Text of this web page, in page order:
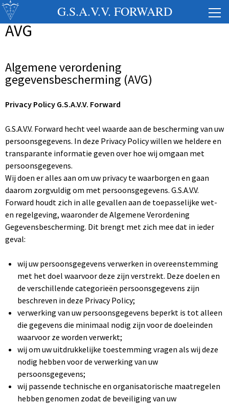
G.S.A.V.V. FORWARD
AVG
Algemene verordening
gegevensbescherming (AVG)
Privacy Policy G.S.A.V.V. Forward
G.S.A.V.V. Forward hecht veel waarde aan de bescherming van uw
persoonsgegevens. In deze Privacy Policy willen we heldere en
transparante informatie geven over hoe wij omgaan met
persoonsgegevens.
Wij doen er alles aan om uw privacy te waarborgen en gaan
daarom zorgvuldig om met persoonsgegevens. G.S.A.V.V.
Forward houdt zich in alle gevallen aan de toepasselijke wet-
en regelgeving, waaronder de Algemene Verordening
Gegevensbescherming. Dit brengt met zich mee dat in ieder
geval:
wij uw persoonsgegevens verwerken in overeenstemming
met het doel waarvoor deze zijn verstrekt. Deze doelen en
de verschillende categorieën persoonsgegevens zijn
beschreven in deze Privacy Policy;
verwerking van uw persoonsgegevens beperkt is tot alleen
die gegevens die minimaal nodig zijn voor de doeleinden
waarvoor ze worden verwerkt;
wij om uw uitdrukkelijke toestemming vragen als wij deze
nodig hebben voor de verwerking van uw
persoonsgegevens;
wij passende technische en organisatorische maatregelen
hebben genomen zodat de beveiliging van uw